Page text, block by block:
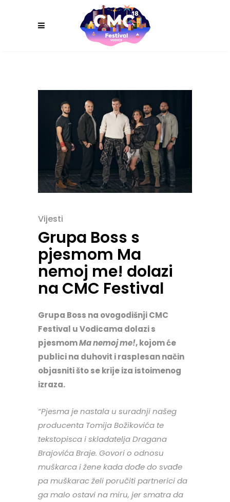
Vijesti
Grupa Boss s
pjesmom Ma
nemoj me! dolazi
na CMC Festival
Grupa Boss na ovogodišnji CMC
Festival u Vodicama dolazi s
pjesmomMa nemoj me!, kojom će
publici na duhovit i rasplesan način
objasniti što se krije iza istoimenog
izraza.
“Pjesma je nastala u suradnji našeg
producenta Tomija Božikovića te
tekstopisca i skladatelja Dragana
Brajovića Braje. Govori o odnosu
muškarca i žene kada dođe do svađe
pa muškarac želi poručiti partnerici da
ga malo ostavi na miru, jer smatra da